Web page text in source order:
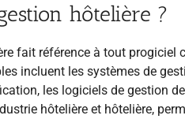
hôtelière ?
fait référence à tout progiciel
incluent les systèmes de
les logiciels de gestion
hôtelière et hôtelière,